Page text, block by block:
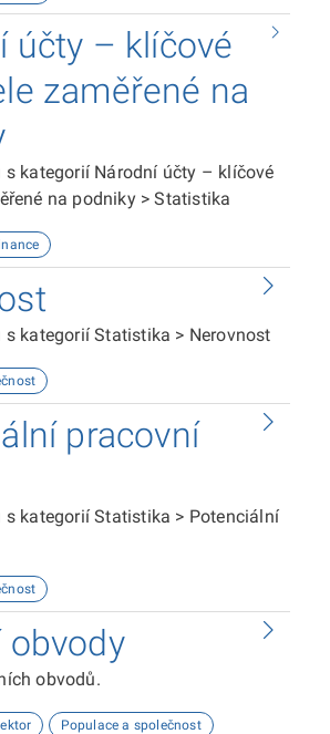
účty – klíčové
zaměřené na
s kategorií Národní účty – klíčové
na podniky > Statistika
s kategorií Statistika > Nerovnost
pracovní
s kategorií Statistika > Potenciální
obvody
obvodů.
Populace a společnost